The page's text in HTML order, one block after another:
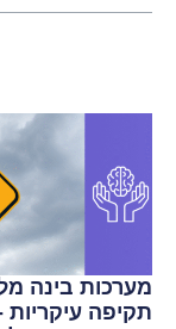
מערכות בינה